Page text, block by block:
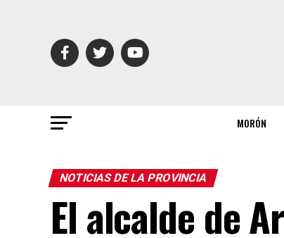
MORÓN
NOTICIAS DE LA PROVINCIA
El alcalde de